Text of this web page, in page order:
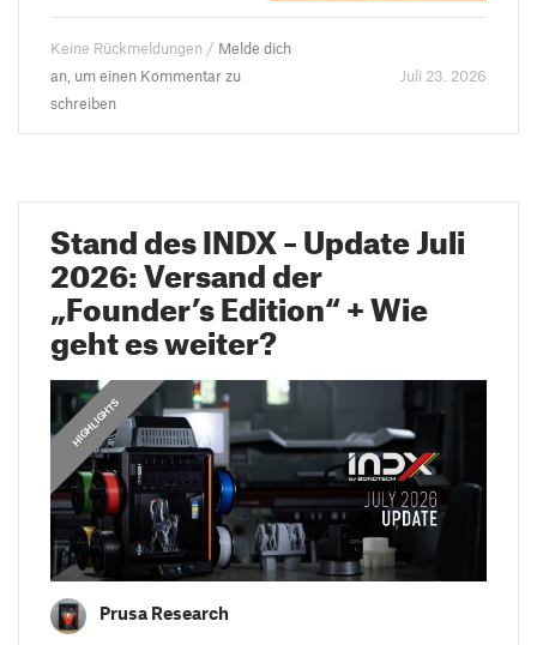
Keine Rückmeldungen / Melde dich
an, um einen Kommentar zu
schreiben
Juli 23. 2026
Stand des INDX – Update Juli
2026: Versand der
„Founder’s Edition“ + Wie
geht es weiter?
HIGHLIGHTS
Prusa Research